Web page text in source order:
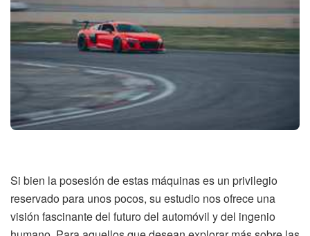
Si bien la posesión de estas máquinas es un privilegio
reservado para unos pocos, su estudio nos ofrece una
visión fascinante del futuro del automóvil y del ingenio